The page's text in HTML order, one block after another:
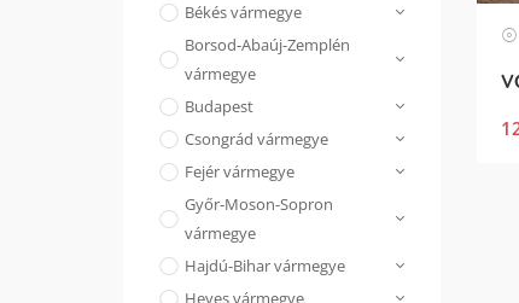
Békés vármegye
Borsod-Abaúj-Zemplén
vármegye
Budapest
Csongrád vármegye
Fejér vármegye
Győr-Moson-Sopron
vármegye
Hajdú-Bihar vármegye
Heves vármegye